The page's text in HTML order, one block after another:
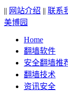
|| 网站介绍 || 联系
美博园
Home
翻墙软件
安全翻墙推
翻墙技术
资讯安全